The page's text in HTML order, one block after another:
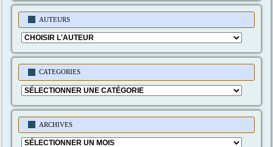
AUTEURS
CATEGORIES
Categories
ARCHIVES
Archives